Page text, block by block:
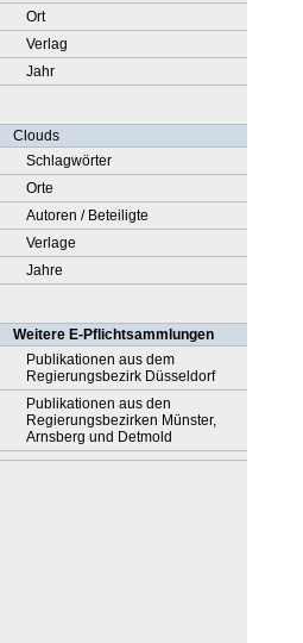
Ort
Verlag
Jahr
Clouds
Schlagwörter
Orte
Autoren / Beteiligte
Verlage
Jahre
Weitere E-Pflichtsammlungen
Publikationen aus dem
Regierungsbezirk Düsseldorf
Publikationen aus den
Regierungsbezirken Münster,
Arnsberg und Detmold